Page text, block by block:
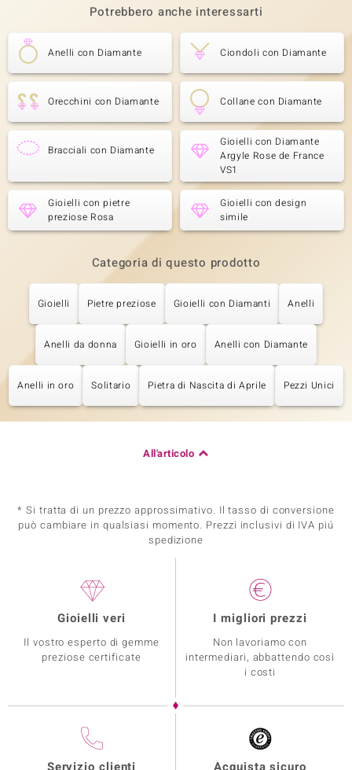
Potrebbero anche interessarti
Anelli con Diamante Ciondoli con Diamante
Orecchini con Diamante Collane con Diamante
Bracciali con Diamante
Gioielli con Diamante
Argyle Rose de France
VS1
Gioielli con pietre
preziose Rosa
Gioielli con design
simile
Categoria di questo prodotto
Gioielli Pietre preziose Gioielli con Diamanti Anelli
Anelli da donna Gioielli in oro Anelli con Diamante
Anelli in oro Solitario Pietra di Nascita di Aprile Pezzi Unici
All'articolo
* Si tratta di un prezzo approssimativo. Il tasso di conversione
può cambiare in qualsiasi momento. Prezzi inclusivi di IVA piú
spedizione
Gioielli veri
Il vostro esperto di gemme
preziose certificate
I migliori prezzi
Non lavoriamo con
intermediari, abbattendo così
i costi